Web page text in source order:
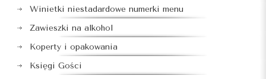
Winietki niestadardowe numerki menu
Zawieszki na alkohol
Koperty i opakowania
Księgi Gości